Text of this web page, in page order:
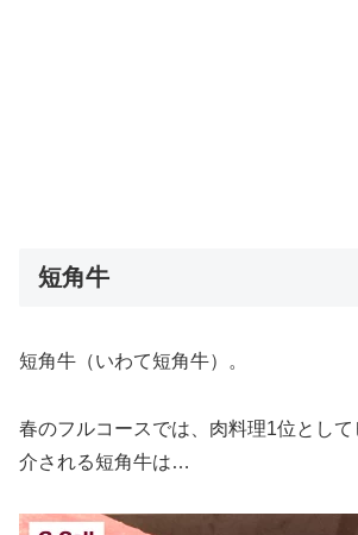
短角牛
短角牛（いわて短角牛）。
春のフルコースでは、肉料理1位とし
介される短角牛は…